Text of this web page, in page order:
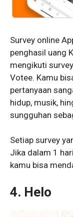
Survey online
penghasil uang
mengikuti
Votee. Kamu
pertanyaan
hidup, musik,
sungguhan
Setiap survey
Jika dalam 1
kamu bisa
4. Helo